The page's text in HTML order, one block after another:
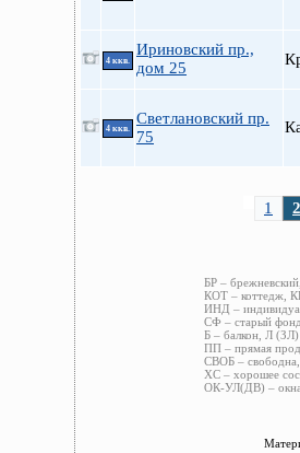
4 ккв.
Ириновский пр.,
дом 25
4 ккв.
Светлановский пр.
75
1 2
БР –
КОТ – коттедж,
ИНД –
СФ – старый
Б – балкон, Л
ПП – прямая
СВОБ –
ХС – хорошее
ОК-УЛ(ДВ) –